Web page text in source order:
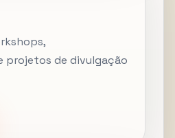
de divulgação